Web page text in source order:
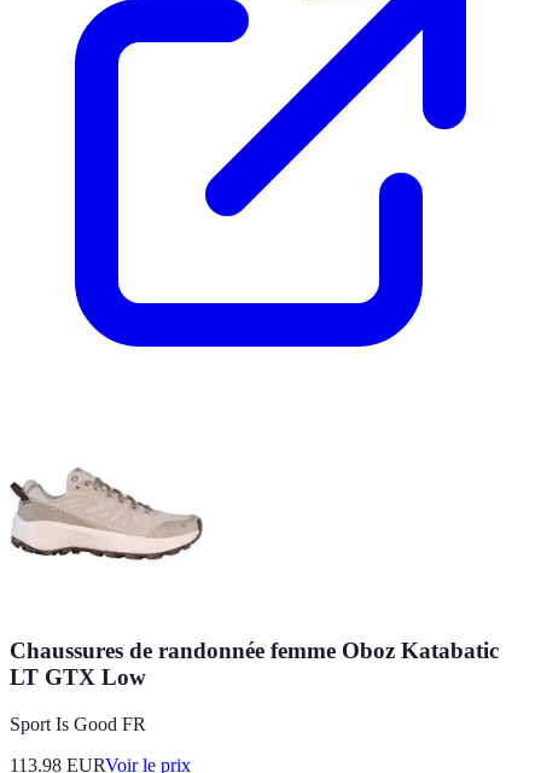
Chaussures de randonnée femme Oboz Katabatic
LT GTX Low
Sport Is Good FR
113.98 EURVoir le prix